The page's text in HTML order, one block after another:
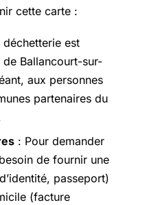
cette carte :
est
Ballancourt-sur-
aux personnes
partenaires du
: Pour demander
de fournir une
passeport)
(facture